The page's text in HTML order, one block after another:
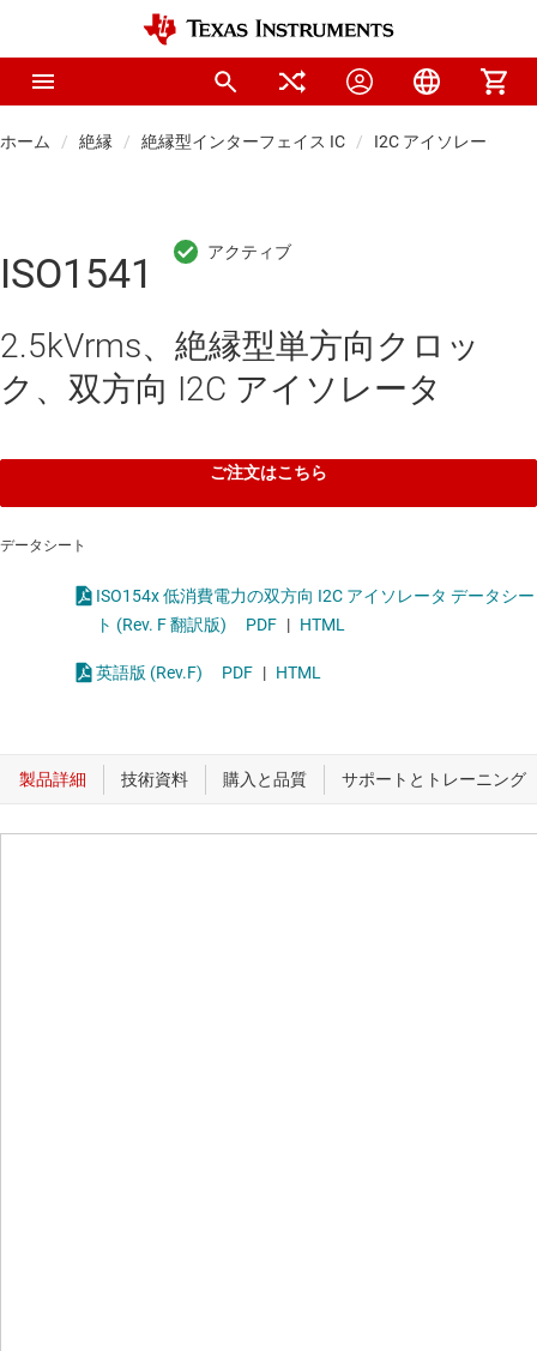
ホーム 絶縁 絶縁型インターフェイス IC I2C アイソレータ
ISO1541
2.5kVrms、絶縁型単方向クロッ
ク、双方向 I2C アイソレータ
ご注文はこちら
データシート
ISO154x 低消費電力の双方向 I2C アイソレータ データシー
ト (Rev. F 翻訳版)
PDF | HTML
英語版 (Rev.F) PDF | HTML